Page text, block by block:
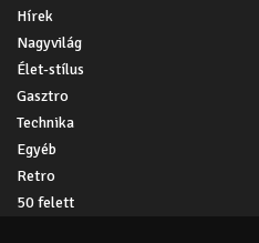
Hírek
Nagyvilág
Élet-stílus
Gasztro
Technika
Egyéb
Retro
50 felett